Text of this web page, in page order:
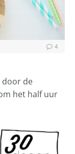
4
door de
het half uur